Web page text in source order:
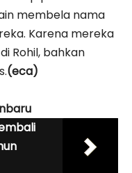
membela nama
Karena mereka
Rohil, bahkan
(eca)